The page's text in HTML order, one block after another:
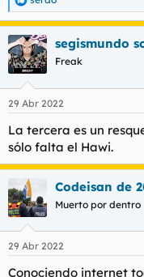
R
e
c
c
i
e
:
segismundo
Freak
29 Abr 2022
La tercera es un
sólo falta el Hawi.
Codeisan de
Muerto por dentro
29 Abr 2022
Conociendo internet